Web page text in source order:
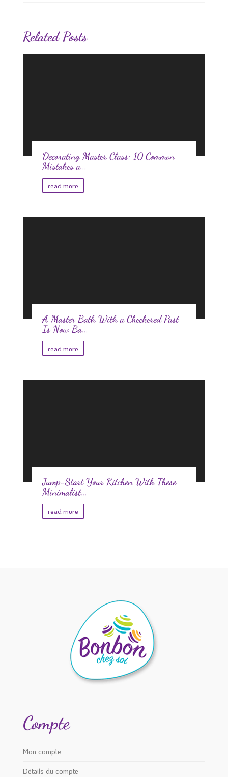
Related Posts
Decorating Master Class: 10 Common
Mistakes a...
read more
A Master Bath With a Checkered Past
Is Now Ba...
read more
Jump-Start Your Kitchen With These
Minimalist...
read more
Compte
Mon compte
Détails du compte